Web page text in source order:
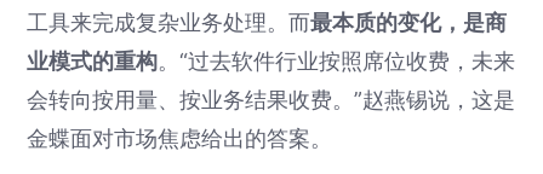
工具来完成复杂业务处理。而最本质的变化，是商
业模式的重构。“过去软件行业按照席位收费，未来
会转向按用量、按业务结果收费。”赵燕锡说，这是
金蝶面对市场焦虑给出的答案。